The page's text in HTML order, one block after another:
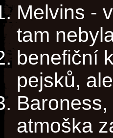
Melvins -
tam
benefiční
pejsků,
atmoška